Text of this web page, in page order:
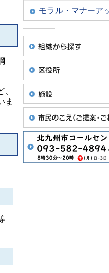
ま
モラル・マナーア